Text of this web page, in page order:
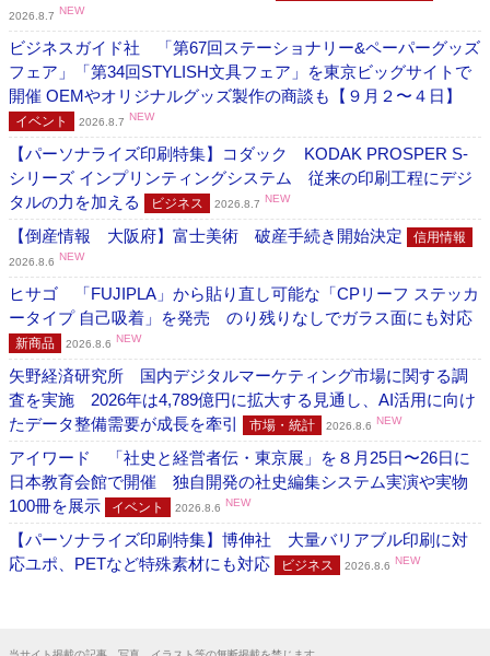
2026.8.7 NEW
ビジネスガイド社 「第67回ステーショナリー&ペーパーグッズ
フェア」「第34回STYLISH文具フェア」を東京ビッグサイトで
開催 OEMやオリジナルグッズ製作の商談も【９月２〜４日】
イベント 2026.8.7 NEW
【パーソナライズ印刷特集】コダック KODAK PROSPER S-
シリーズ インプリンティングシステム 従来の印刷工程にデジ
タルの力を加える
ビジネス 2026.8.7 NEW
【倒産情報 大阪府】富士美術 破産手続き開始決定 信用情報
2026.8.6 NEW
ヒサゴ 「FUJIPLA」から貼り直し可能な「CPリーフ ステッカ
ータイプ 自己吸着」を発売 のり残りなしでガラス面にも対応
新商品 2026.8.6 NEW
矢野経済研究所 国内デジタルマーケティング市場に関する調
査を実施 2026年は4,789億円に拡大する見通し、AI活用に向け
たデータ整備需要が成長を牽引
市場・統計 2026.8.6 NEW
アイワード 「社史と経営者伝・東京展」を８月25日〜26日に
日本教育会館で開催 独自開発の社史編集システム実演や実物
100冊を展示
イベント 2026.8.6 NEW
【パーソナライズ印刷特集】博伸社 大量バリアブル印刷に対
応ユポ、PETなど特殊素材にも対応
ビジネス 2026.8.6 NEW